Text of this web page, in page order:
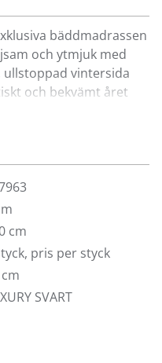
bäddmadrassen
och ytmjuk med
vintersida
och bekvämt året
210 cm. Här ser du
storlek. Höjd 7.5
i ulltyg kontakta
cm
pris per styck
SVART